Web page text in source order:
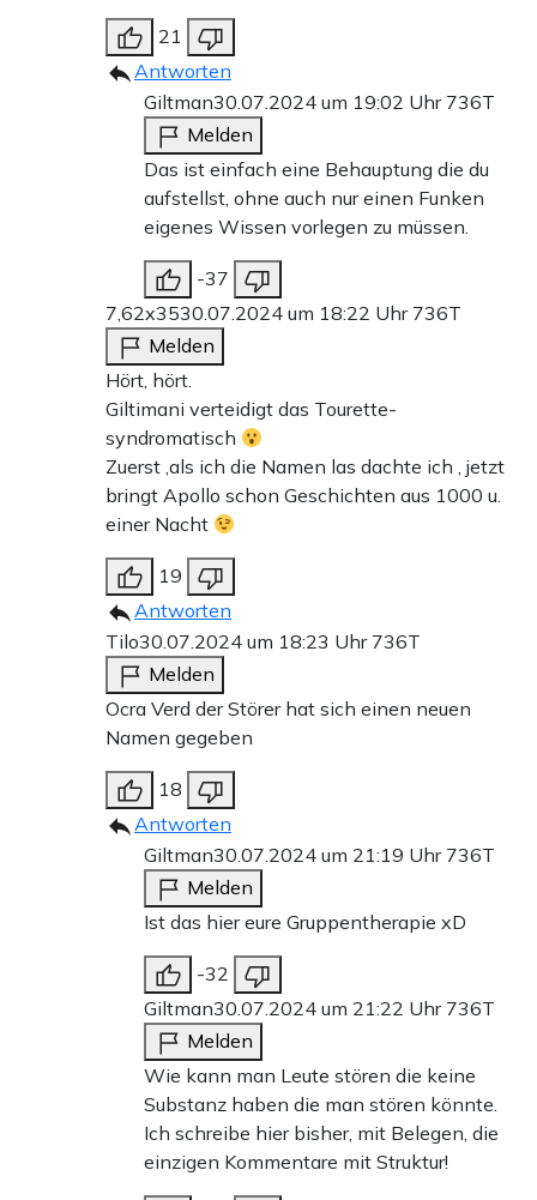
21
Antworten
Giltman30.07.2024 um 19:02 Uhr 736T
Melden
Das ist einfach eine Behauptung die du
aufstellst, ohne auch nur einen Funken
eigenes Wissen vorlegen zu müssen.
-37
7,62x3530.07.2024 um 18:22 Uhr 736T
Melden
Hört, hört.
Giltimani verteidigt das Tourette-
syndromatisch
Zuerst ,als ich die Namen las dachte ich , jetzt
bringt Apollo schon Geschichten aus 1000 u.
einer Nacht
19
Antworten
Tilo30.07.2024 um 18:23 Uhr 736T
Melden
Ocra Verd der Störer hat sich einen neuen
Namen gegeben
18
Antworten
Giltman30.07.2024 um 21:19 Uhr 736T
Melden
Ist das hier eure Gruppentherapie xD
-32
Giltman30.07.2024 um 21:22 Uhr 736T
Melden
Wie kann man Leute stören die keine
Substanz haben die man stören könnte.
Ich schreibe hier bisher, mit Belegen, die
einzigen Kommentare mit Struktur!